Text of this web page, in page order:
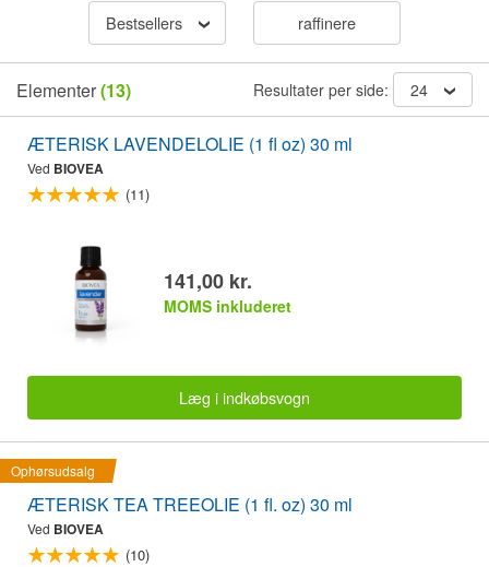
Bestsellers raffinere
Elementer(13) Resultater per side: 24
ÆTERISK LAVENDELOLIE (1 fl oz) 30 ml
Ved BIOVEA
(11)
141,00 kr.
MOMS inkluderet
Læg i indkøbsvogn
Ophørsudsalg
ÆTERISK TEA TREEOLIE (1 fl. oz) 30 ml
Ved BIOVEA
(10)